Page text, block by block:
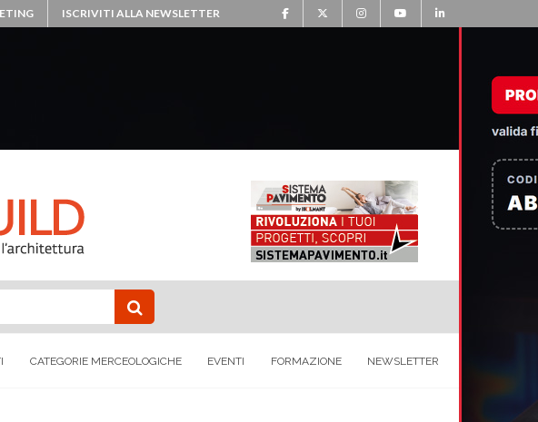
ISCRIVITI ALLA NEWSLETTER
CATEGORIE MERCEOLOGICHE EVENTI FORMAZIONE NEWSLETTER